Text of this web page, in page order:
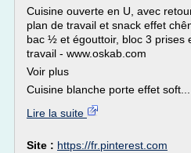
Cuisine ouverte en U, avec
plan de travail et snack effet
bac ½ et égouttoir, bloc 3 prises
travail - www.oskab.com
Voir plus
Cuisine blanche porte effet soft...
Lire la suite
Site : https://fr.pinterest.com